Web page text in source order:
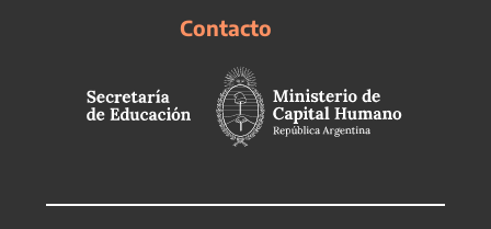
Contacto